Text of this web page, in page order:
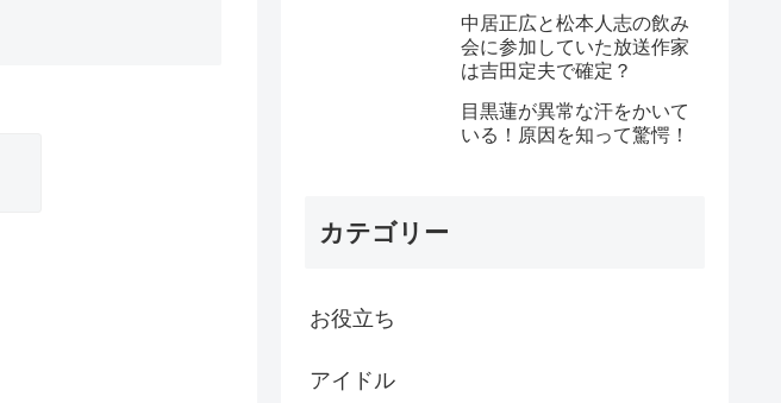
中居正広と松本人志の飲み
会に参加していた放送作家
は吉田定夫で確定？
目黒蓮が異常な汗をかいて
いる！原因を知って驚愕！
カテゴリー
お役立ち
アイドル